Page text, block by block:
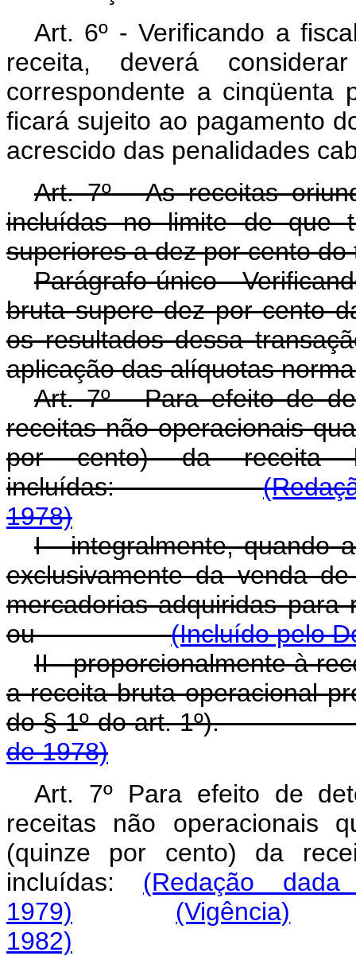
Art. 6º - Verificando a
receita, deverá
correspondente a cinqüenta
ficará sujeito ao pagamento
acrescido das penalidades
Art. 7º - As receitas
incluídas no limite de que
superiores a dez por cento
Parágrafo único -
bruta supere dez por cento
os resultados dessa
aplicação das alíquotas
Art. 7º - Para efeito de
receitas não operacionais
por cento) da receita
incluídas:
1978)
I - integralmente, quando
exclusivamente da venda
mercadorias adquiridas
ou(Incluído pelo
II - proporcionalmente à
a receita bruta operacional
do § 1º do art.
de 1978)
Art. 7º Para efeito de
receitas não operacionais
(quinze por cento) da
incluídas: (Redação
1979)
(Vigência)
1982)